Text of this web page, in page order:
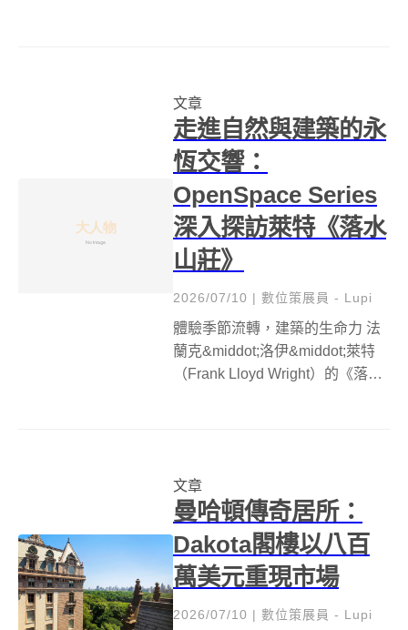
現這一目標，田納西大學
（Unive...
文章
走進自然與建築的永
恆交響：
OpenSpace Series
深入探訪萊特《落水
山莊》
2026/07/10 | 數位策展員 - Lupi
體驗季節流轉，建築的生命力 法
蘭克&middot;洛伊&middot;萊特
（Frank Lloyd Wright）的《落水
文章
曼哈頓傳奇居所：
Dakota閣樓以八百
萬美元重現市場
2026/07/10 | 數位策展員 - Lupi